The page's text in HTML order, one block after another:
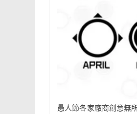
愚人節各家廠商創意無